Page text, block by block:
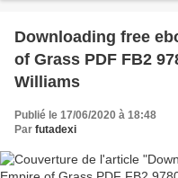
Downloading free
of Grass PDF FB2
Williams
Publié le 17/06/2020 à 18:48
Par futadexi